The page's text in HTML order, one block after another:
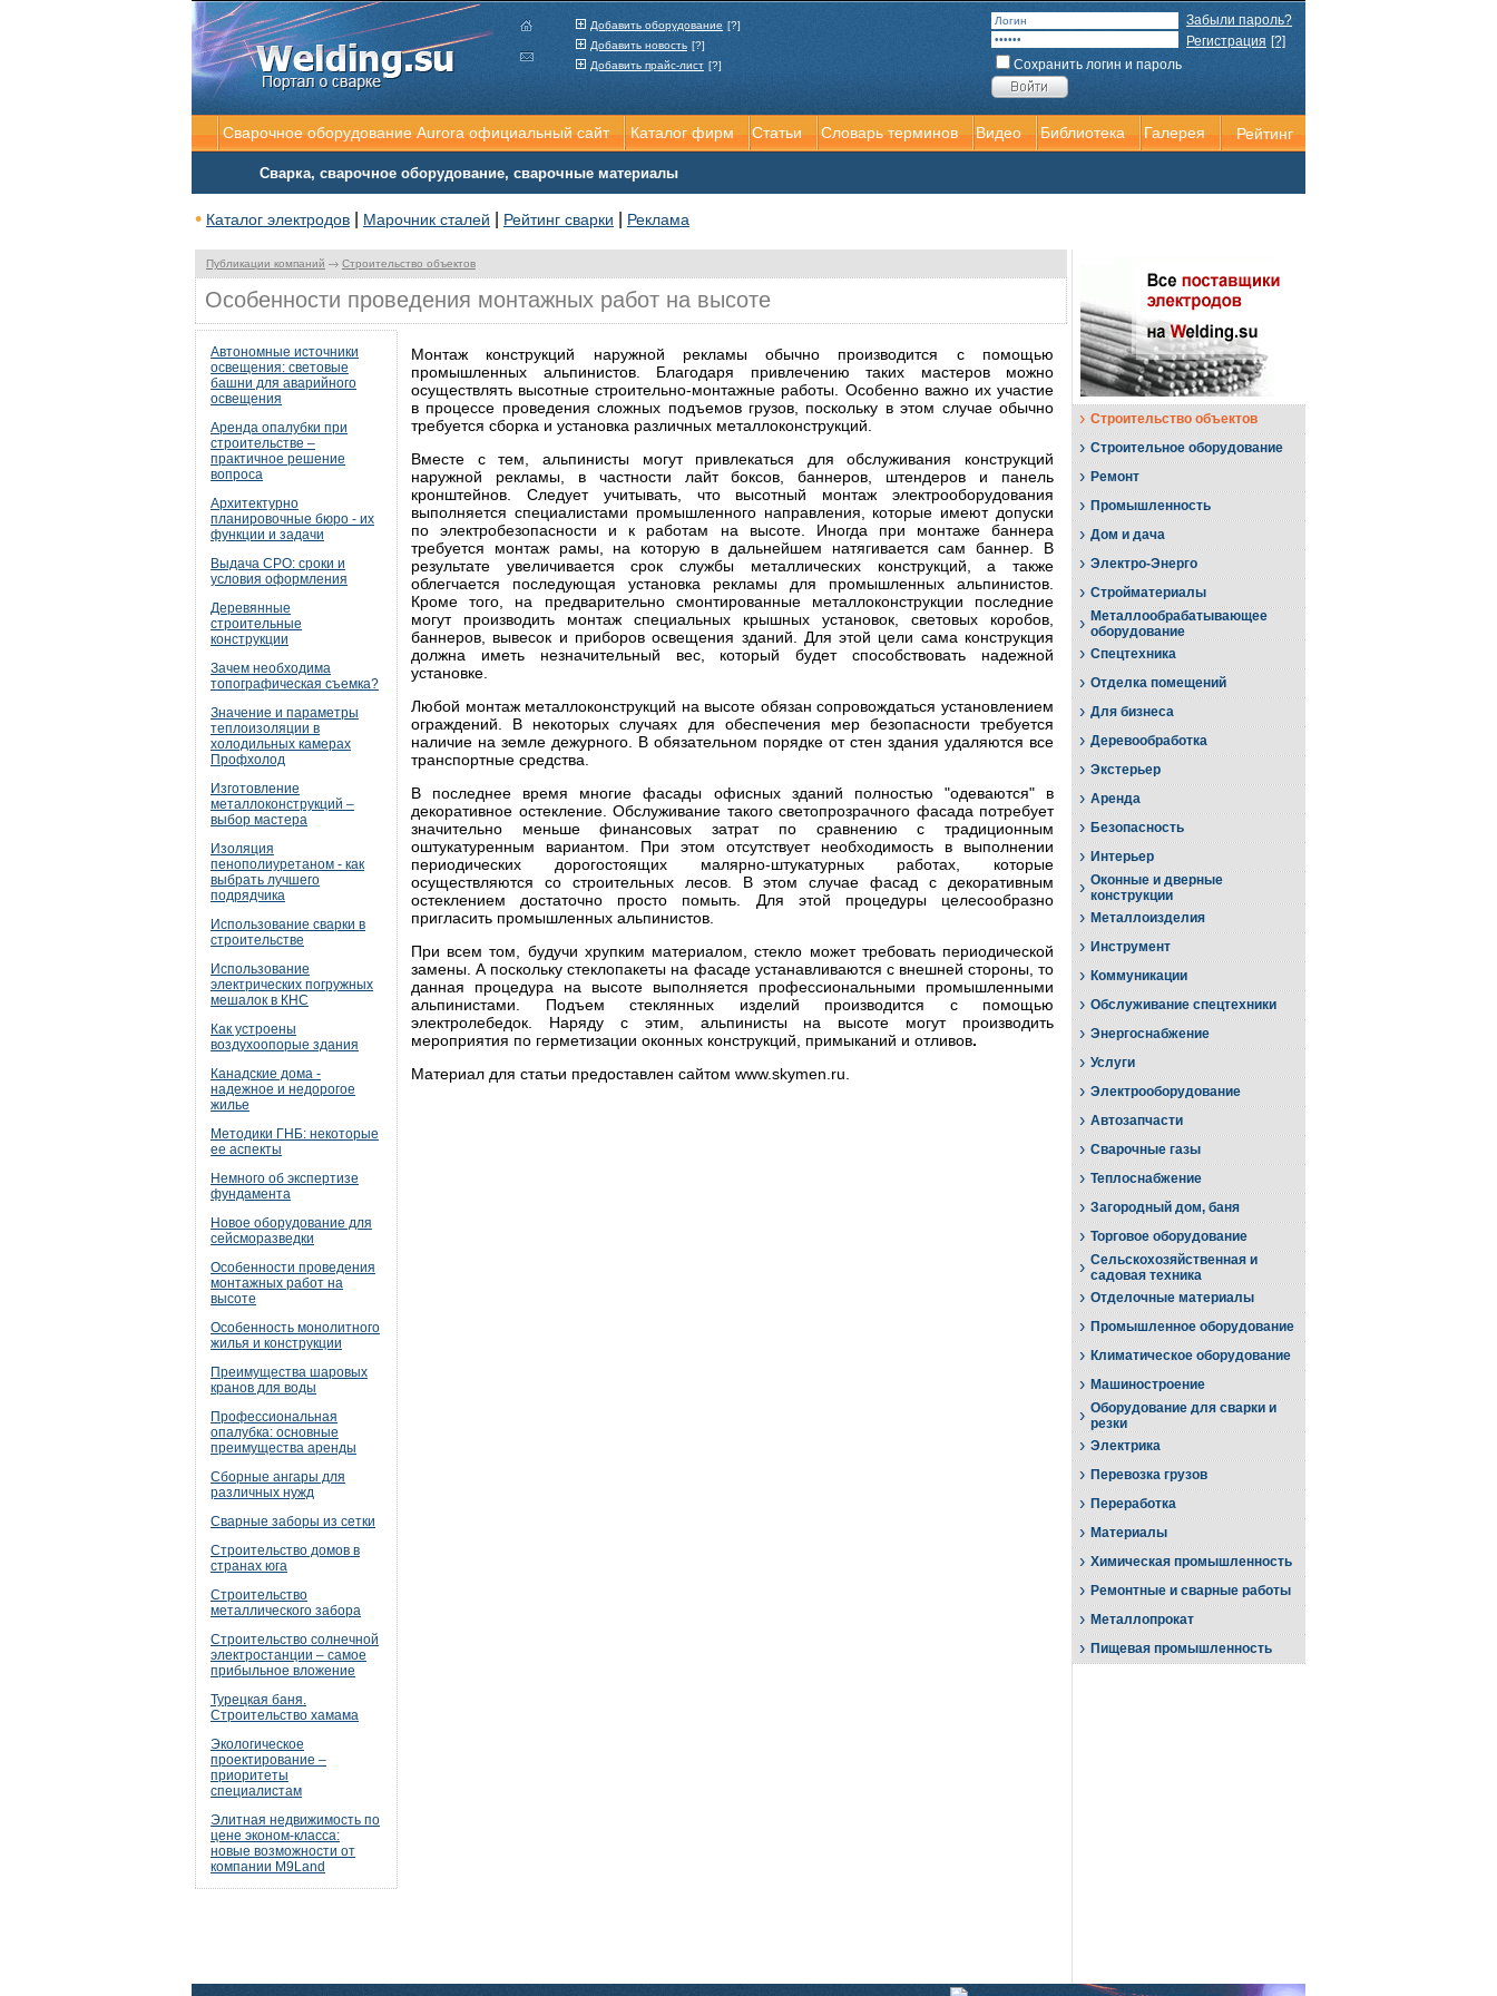
Публикации компаний Строительство объектов
Особенности проведения монтажных работ на высоте
Автономные источники
освещения: световые
башни для аварийного
освещения
Аренда опалубки при
строительстве –
практичное решение
вопроса
Архитектурно
планировочные бюро - их
функции и задачи
Выдача СРО: сроки и
условия оформления
Деревянные
строительные
конструкции
Зачем необходима
топографическая съемка?
Значение и параметры
теплоизоляции в
холодильных камерах
Профхолод
Изготовление
металлоконструкций –
выбор мастера
Изоляция
пенополиуретаном - как
выбрать лучшего
подрядчика
Использование сварки в
строительстве
Использование
электрических погружных
мешалок в КНС
Как устроены
воздухоопорые здания
Канадские дома -
надежное и недорогое
жилье
Методики ГНБ: некоторые
ее аспекты
Немного об экспертизе
фундамента
Новое оборудование для
сейсморазведки
Особенности проведения
монтажных работ на
высоте
Особенность монолитного
жилья и конструкции
Преимущества шаровых
кранов для воды
Профессиональная
опалубка: основные
преимущества аренды
Сборные ангары для
различных нужд
Сварные заборы из сетки
Строительство домов в
странах юга
Строительство
металлического забора
Строительство солнечной
электростанции – самое
прибыльное вложение
Турецкая баня.
Строительство хамама
Экологическое
проектирование –
приоритеты
специалистам
Элитная недвижимость по
цене эконом-класса:
новые возможности от
компании M9Land
Монтаж конструкций наружной рекламы обычно производится с помощью
промышленных альпинистов. Благодаря привлечению таких мастеров можно
осуществлять высотные строительно-монтажные работы. Особенно важно их участие
в процессе проведения сложных подъемов грузов, поскольку в этом случае обычно
требуется сборка и установка различных металлоконструкций.
Вместе с тем, альпинисты могут привлекаться для обслуживания конструкций
наружной рекламы, в частности лайт боксов, баннеров, штендеров и панель
кронштейнов. Следует учитывать, что высотный монтаж электрооборудования
выполняется специалистами промышленного направления, которые имеют допуски
по электробезопасности и к работам на высоте. Иногда при монтаже баннера
требуется монтаж рамы, на которую в дальнейшем натягивается сам баннер. В
результате увеличивается срок службы металлических конструкций, а также
облегчается последующая установка рекламы для промышленных альпинистов.
Кроме того, на предварительно смонтированные металлоконструкции последние
могут производить монтаж специальных крышных установок, световых коробов,
баннеров, вывесок и приборов освещения зданий. Для этой цели сама конструкция
должна иметь незначительный вес, который будет способствовать надежной
установке.
Любой монтаж металлоконструкций на высоте обязан сопровождаться установлением
ограждений. В некоторых случаях для обеспечения мер безопасности требуется
наличие на земле дежурного. В обязательном порядке от стен здания удаляются все
транспортные средства.
В последнее время многие фасады офисных зданий полностью "одеваются" в
декоративное остекление. Обслуживание такого светопрозрачного фасада потребует
значительно меньше финансовых затрат по сравнению с традиционным
оштукатуренным вариантом. При этом отсутствует необходимость в выполнении
периодических дорогостоящих малярно-штукатурных работах, которые
осуществляются со строительных лесов. В этом случае фасад с декоративным
остеклением достаточно просто помыть. Для этой процедуры целесообразно
пригласить промышленных альпинистов.
При всем том, будучи хрупким материалом, стекло может требовать периодической
замены. А поскольку стеклопакеты на фасаде устанавливаются с внешней стороны, то
данная процедура на высоте выполняется профессиональными промышленными
альпинистами. Подъем стеклянных изделий производится с помощью
электролебедок. Наряду с этим, альпинисты на высоте могут производить
мероприятия по герметизации оконных конструкций, примыканий и отливов.
Материал для статьи предоставлен сайтом www.skymen.ru.
› Строительство объектов
› Строительное оборудование
› Ремонт
› Промышленность
› Дом и дача
› Электро-Энерго
› Стройматериалы
› Металлообрабатывающее
оборудование
› Спецтехника
› Отделка помещений
› Для бизнеса
› Деревообработка
› Экстерьер
› Аренда
› Безопасность
› Интерьер
› Оконные и дверные
конструкции
› Металлоизделия
› Инструмент
› Коммуникации
› Обслуживание спецтехники
› Энергоснабжение
› Услуги
› Электрооборудование
› Автозапчасти
› Сварочные газы
› Теплоснабжение
› Загородный дом, баня
› Торговое оборудование
› Сельскохозяйственная и
садовая техника
› Отделочные материалы
› Промышленное оборудование
› Климатическое оборудование
› Машиностроение
› Оборудование для сварки и
резки
› Электрика
› Перевозка грузов
› Переработка
› Материалы
› Химическая промышленность
› Ремонтные и сварные работы
› Металлопрокат
› Пищевая промышленность
Сварочное оборудование Aurora официальный сайт Каталог фирм Статьи Словарь терминов Видео Библиотека Галерея Рейтинг
Сварка, сварочное оборудование, сварочные материалы
• Каталог электродов Марочник сталей Рейтинг сварки Реклама
Добавить оборудование [?]
Добавить новость [?]
Добавить прайс-лист [?]
Забыли пароль?
Регистрация [?]
Сохранить логин и пароль